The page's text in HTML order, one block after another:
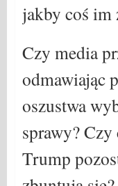
jakby coś im
Czy media
odmawiając
oszustwa
sprawy?
Trump